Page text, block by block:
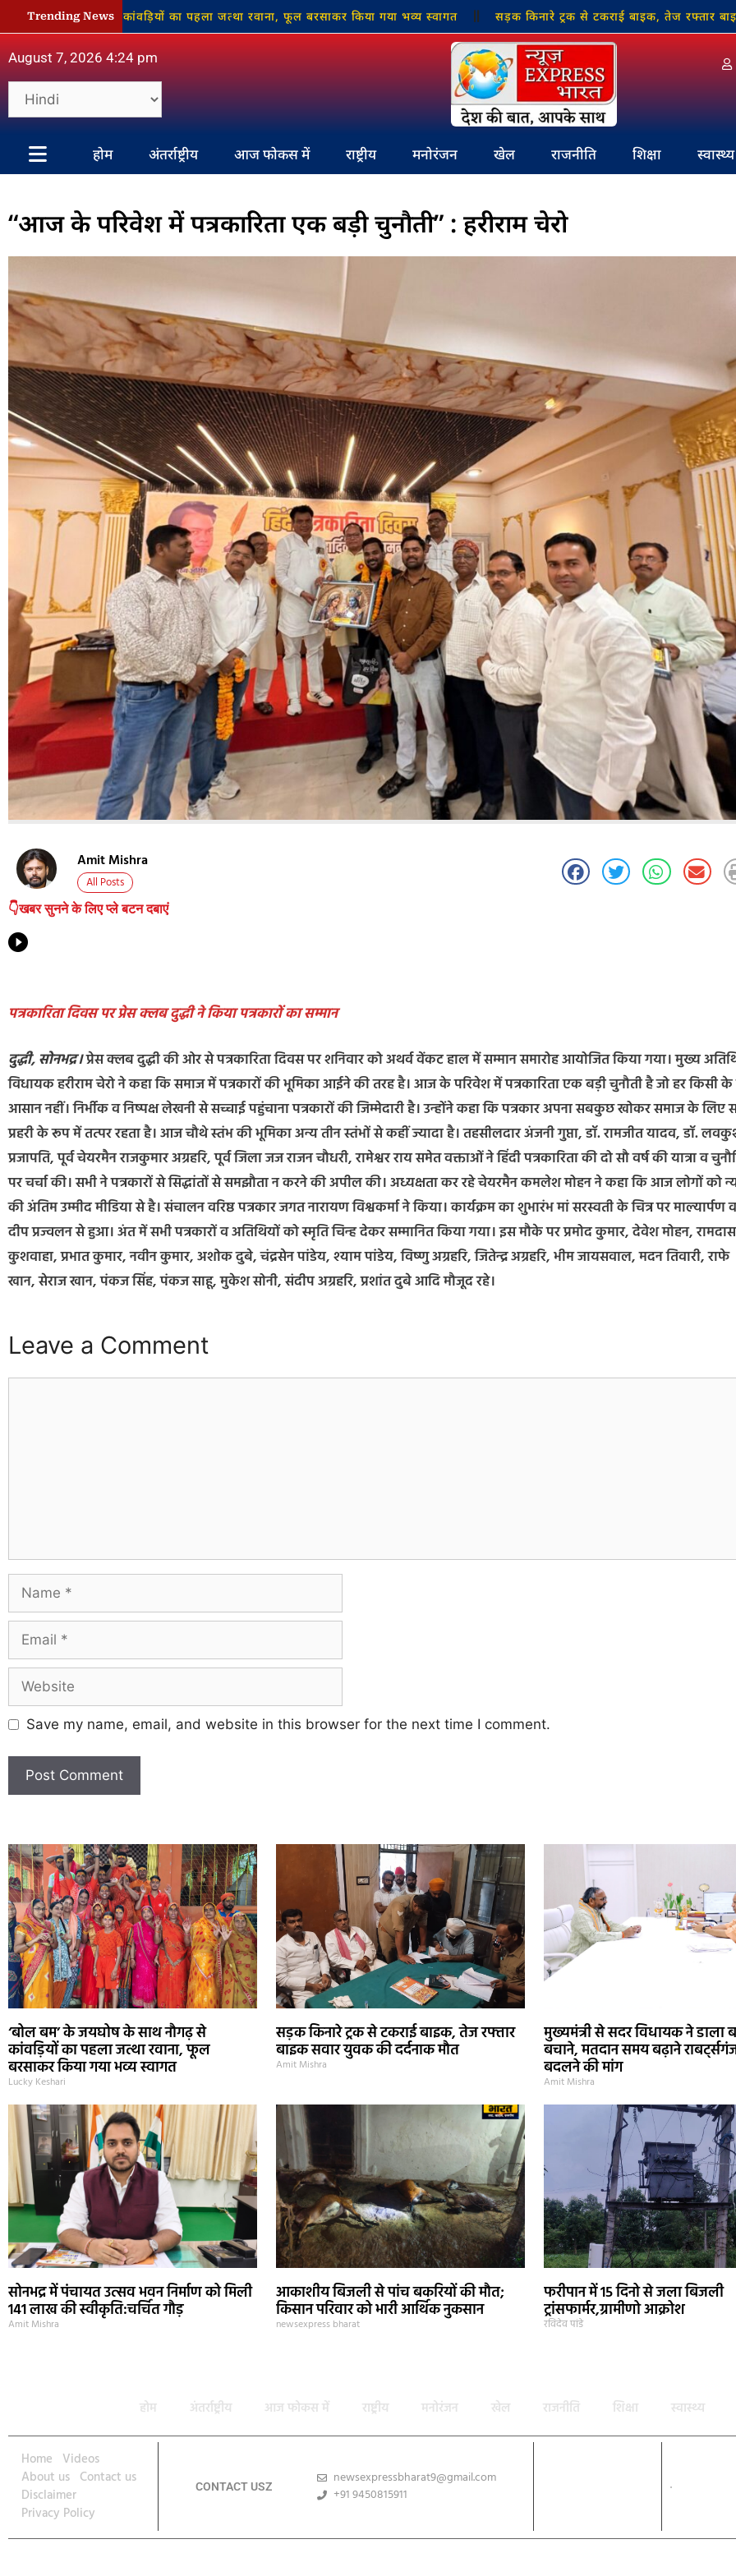
Trending News
नौगढ़ से कांवड़ियों का पहला जत्था रवाना, फूल बरसाकर किया गया भव्य स्वागत सड़क किनारे ट्रक से टकराई बाइक, तेज रफ्तार बाइक सवार
August 7, 2026 4:24 pm
होम अंतर्राष्ट्रीय आज फोकस में राष्ट्रीय मनोरंजन खेल राजनीति शिक्षा स्वास्थ्य
“आज के परिवेश में पत्रकारिता एक बड़ी चुनौती” : हरीराम चेरो
Amit Mishra
All Posts
👇खबर सुनने के लिए प्ले बटन दबाएं
पत्रकारिता दिवस पर प्रेस क्लब दुद्धी ने किया पत्रकारों का सम्मान
दुद्धी, सोनभद्र।प्रेस क्लब दुद्धी की ओर से पत्रकारिता दिवस पर शनिवार को अथर्व वेंकट हाल में सम्मान समारोह आयोजित किया गया। मुख्य
विधायक हरीराम चेरो ने कहा कि समाज में पत्रकारों की भूमिका आईने की तरह है। आज के परिवेश में पत्रकारिता एक बड़ी चुनौती है जो हर किसी
आसान नहीं। निर्भीक व निष्पक्ष लेखनी से सच्चाई पहुंचाना पत्रकारों की जिम्मेदारी है। उन्होंने कहा कि पत्रकार अपना सबकुछ खोकर समाज के लिए
प्रहरी के रूप में तत्पर रहता है। आज चौथे स्तंभ की भूमिका अन्य तीन स्तंभों से कहीं ज्यादा है। तहसीलदार अंजनी गुप्ता, डॉ. रामजीत यादव, डॉ.
प्रजापति, पूर्व चेयरमैन राजकुमार अग्रहरि, पूर्व जिला जज राजन चौधरी, रामेश्वर राय समेत वक्ताओं ने हिंदी पत्रकारिता की दो सौ वर्ष की यात्रा व
पर चर्चा की। सभी ने पत्रकारों से सिद्धांतों से समझौता न करने की अपील की। अध्यक्षता कर रहे चेयरमैन कमलेश मोहन ने कहा कि आज लोगों को
की अंतिम उम्मीद मीडिया से है। संचालन वरिष्ठ पत्रकार जगत नारायण विश्वकर्मा ने किया। कार्यक्रम का शुभारंभ मां सरस्वती के चित्र पर माल्यार्पण व
दीप प्रज्वलन से हुआ। अंत में सभी पत्रकारों व अतिथियों को स्मृति चिन्ह देकर सम्मानित किया गया। इस मौके पर प्रमोद कुमार, देवेश मोहन, रामदास
कुशवाहा, प्रभात कुमार, नवीन कुमार, अशोक दुबे, चंद्रसेन पांडेय, श्याम पांडेय, विष्णु अग्रहरि, जितेन्द्र अग्रहरि, भीम जायसवाल, मदन तिवारी, राफे
खान, सेराज खान, पंकज सिंह, पंकज साहू, मुकेश सोनी, संदीप अग्रहरि, प्रशांत दुबे आदि मौजूद रहे।
Leave a Comment
Save my name, email, and website in this browser for the next time I comment.
‘बोल बम’ के जयघोष के साथ नौगढ़ से
कांवड़ियों का पहला जत्था रवाना, फूल
बरसाकर किया गया भव्य स्वागत
Lucky Keshari
सड़क किनारे ट्रक से टकराई बाइक, तेज रफ्तार
बाइक सवार युवक की दर्दनाक मौत
Amit Mishra
मुख्यमंत्री से सदर विधायक ने डाला
बचाने, मतदान समय बढ़ाने
बदलने की मांग
Amit Mishra
सोनभद्र में पंचायत उत्सव भवन निर्माण को मिली
141 लाख की स्वीकृति:चर्चित गौड़
Amit Mishra
आकाशीय बिजली से पांच बकरियों की मौत;
किसान परिवार को भारी आर्थिक नुकसान
newsexpress bharat
फरीपान में 15 दिनो से जला बिजली
ट्रांसफार्मर,ग्रामीणो आक्रोश
रविदेव पांडे
होम अंतर्राष्ट्रीय आज फोकस में राष्ट्रीय मनोरंजन खेल राजनीति शिक्षा स्वास्थ्य
Home Videos
About us Contact us
Disclaimer
Privacy Policy
CONTACT USZ
newsexpressbharat9@gmail.com
+91 9450815911